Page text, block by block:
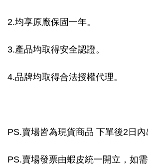
2.均享原廠保固一年。
3.產品均取得安全認證。
4.品牌均取得合法授權代理。
PS.賣場皆為現貨商品 下單後2日內
PS.賣場發票由蝦皮統一開立，如